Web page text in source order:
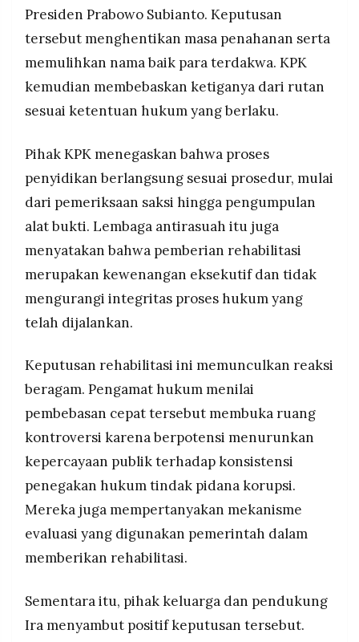
Presiden Prabowo Subianto. Keputusan
tersebut menghentikan masa penahanan serta
memulihkan nama baik para terdakwa. KPK
kemudian membebaskan ketiganya dari rutan
sesuai ketentuan hukum yang berlaku.
Pihak KPK menegaskan bahwa proses
penyidikan berlangsung sesuai prosedur, mulai
dari pemeriksaan saksi hingga pengumpulan
alat bukti. Lembaga antirasuah itu juga
menyatakan bahwa pemberian rehabilitasi
merupakan kewenangan eksekutif dan tidak
mengurangi integritas proses hukum yang
telah dijalankan.
Keputusan rehabilitasi ini memunculkan reaksi
beragam. Pengamat hukum menilai
pembebasan cepat tersebut membuka ruang
kontroversi karena berpotensi menurunkan
kepercayaan publik terhadap konsistensi
penegakan hukum tindak pidana korupsi.
Mereka juga mempertanyakan mekanisme
evaluasi yang digunakan pemerintah dalam
memberikan rehabilitasi.
Sementara itu, pihak keluarga dan pendukung
Ira menyambut positif keputusan tersebut.